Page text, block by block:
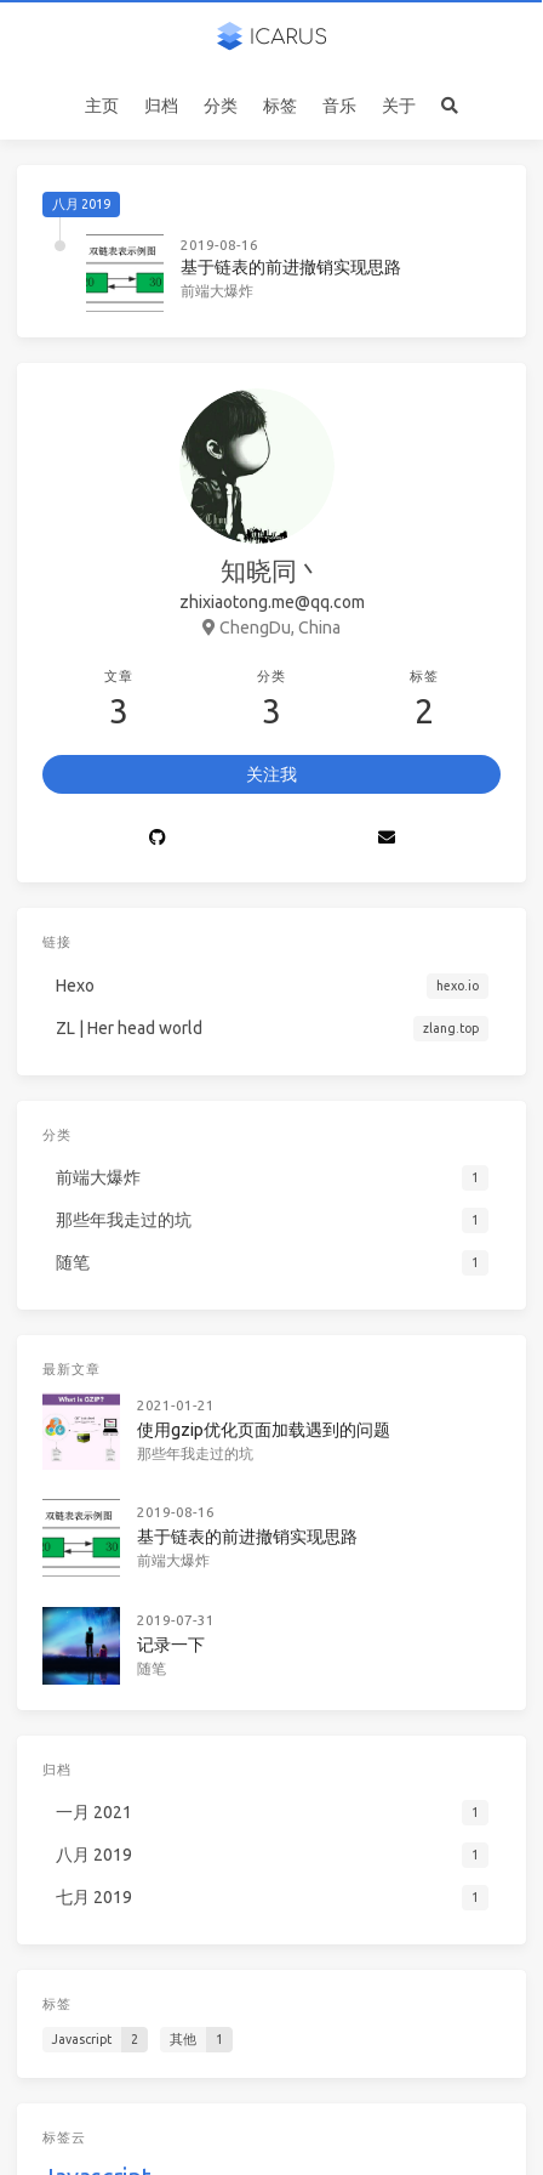
主页 归档 分类 标签 音乐 关于
八月 2019
2019-08-16
基于链表的前进撤销实现思路
前端大爆炸
知晓同丶
zhixiaotong.me@qq.com
ChengDu, China
文章
3
分类
3
标签
2
关注我
链接
Hexo hexo.io
ZL | Her head world zlang.top
分类
前端大爆炸 1
那些年我走过的坑 1
随笔 1
最新文章
2021-01-21
使用gzip优化页面加载遇到的问题
那些年我走过的坑
2019-08-16
基于链表的前进撤销实现思路
前端大爆炸
2019-07-31
记录一下
随笔
归档
一月 2021 1
八月 2019 1
七月 2019 1
标签
Javascript 2 其他 1
标签云